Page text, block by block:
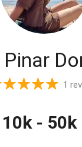
Pinar
1
10k - 50k